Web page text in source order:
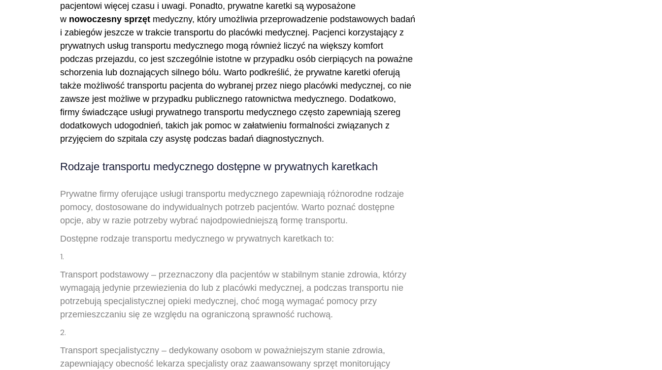
pacjentowi więcej czasu i uwagi. Ponadto, prywatne karetki są wyposażone
w nowoczesny sprzęt medyczny, który umożliwia przeprowadzenie podstawowych badań
i zabiegów jeszcze w trakcie transportu do placówki medycznej. Pacjenci korzystający z
prywatnych usług transportu medycznego mogą również liczyć na większy komfort
podczas przejazdu, co jest szczególnie istotne w przypadku osób cierpiących na poważne
schorzenia lub doznających silnego bólu. Warto podkreślić, że prywatne karetki oferują
także możliwość transportu pacjenta do wybranej przez niego placówki medycznej, co nie
zawsze jest możliwe w przypadku publicznego ratownictwa medycznego. Dodatkowo,
firmy świadczące usługi prywatnego transportu medycznego często zapewniają szereg
dodatkowych udogodnień, takich jak pomoc w załatwieniu formalności związanych z
przyjęciem do szpitala czy asystę podczas badań diagnostycznych.
Rodzaje transportu medycznego dostępne w prywatnych karetkach
Prywatne firmy oferujące usługi transportu medycznego zapewniają różnorodne rodzaje
pomocy, dostosowane do indywidualnych potrzeb pacjentów. Warto poznać dostępne
opcje, aby w razie potrzeby wybrać najodpowiedniejszą formę transportu.
Dostępne rodzaje transportu medycznego w prywatnych karetkach to:
Transport podstawowy – przeznaczony dla pacjentów w stabilnym stanie zdrowia, którzy
wymagają jedynie przewiezienia do lub z placówki medycznej, a podczas transportu nie
potrzebują specjalistycznej opieki medycznej, choć mogą wymagać pomocy przy
przemieszczaniu się ze względu na ograniczoną sprawność ruchową.
Transport specjalistyczny – dedykowany osobom w poważniejszym stanie zdrowia,
zapewniający obecność lekarza specjalisty oraz zaawansowany sprzęt monitorujący